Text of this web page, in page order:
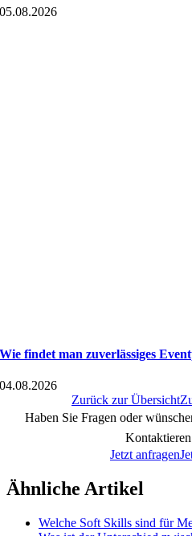
05.08.2026
Wie findet man zuverlässiges
04.08.2026
Zurück zur Übersicht
Haben Sie Fragen oder
Jetzt anfragen
Ähnliche Artikel
Welche Soft Skills sind für